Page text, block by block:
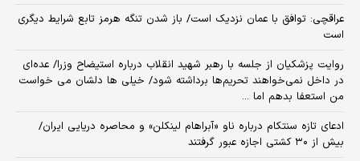
عراقچی: توافق با عمان نزدیک است/ باز شدن تنگه هرمز تابع شرایط دیگری
است
روایت پزشکیان از جلسه با رهبر شهید انقلاب درباره استیضاح وزرا/ عده‌ای
در داخل نمی‌خواهند تحریم‌ها برداشته شود/ خیلی ها دلشان می خواست
من استعفا بدهم اما ...
ادعای تازه سنتکام درباره ناو «آبراهام لینکلن» و محاصره دریایی ایران/
بیش از ۳۰ کشتی اجازه عبور گرفتند